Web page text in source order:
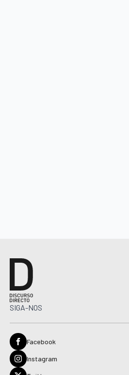
SIGA-NOS
Facebook
Instagram